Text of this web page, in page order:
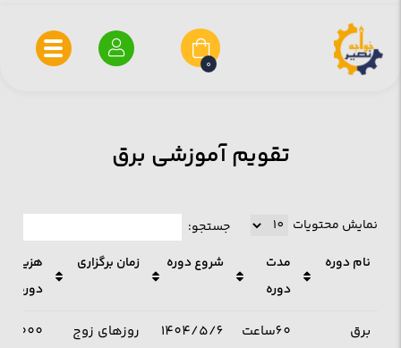
0
تقویم آموزشی برق
نمایش محتویات
جستجو:
نام دوره
مدت
دوره
شروع دوره زمان برگزاری
هزینه
نام دوره
مدت
شروع دوره زمان برگزاری
هزینه
برق
60ساعت 1404/5/6
روزهای زوج